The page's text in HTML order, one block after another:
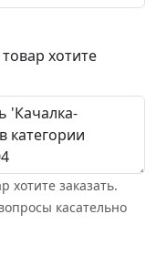
хотите
хотите заказать.
касательно